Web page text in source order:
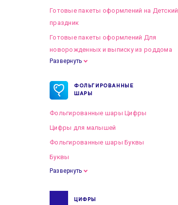
Готовые пакеты оформлений на Детский
праздник
Готовые пакеты оформлений Для
новорожденных и выписку из роддома
Готовые пакеты оформлений на Свадьбу
Развернуть
ФОЛЬГИРОВАННЫЕ
ШАРЫ
Фольгированные шары Цифры
Цифры для малышей
Фольгированные шары Буквы
Буквы
Развернуть
ЦИФРЫ